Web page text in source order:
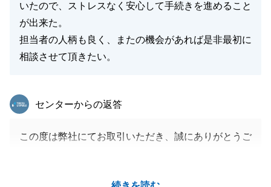
いたので、ストレスなく安心して手続きを進めること
が出来た。
担当者の人柄も良く、またの機会があれば是非最初に
相談させて頂きたい。
東急リバブル
センターからの返答
この度は弊社にてお取引いただき、誠にありがとうご